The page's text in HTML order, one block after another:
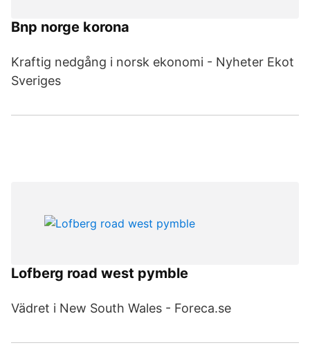
Bnp norge korona
Kraftig nedgång i norsk ekonomi - Nyheter Ekot
Sveriges
Lofberg road west pymble
Vädret i New South Wales - Foreca.se